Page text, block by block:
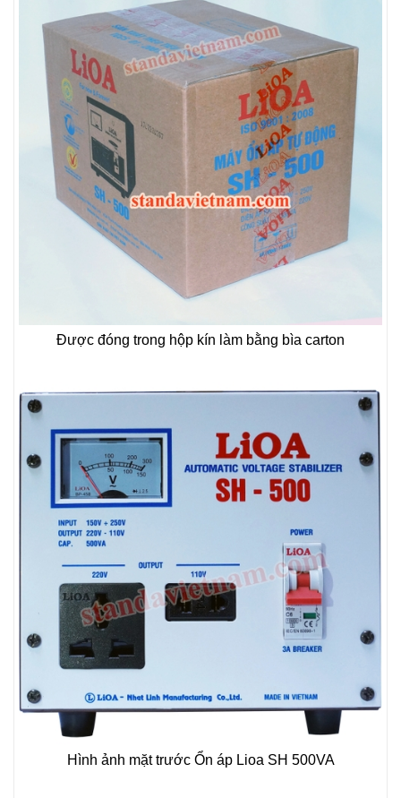
Được đóng trong hộp kín làm bằng bìa carton
Hình ảnh mặt trước Ổn áp Lioa SH 500VA